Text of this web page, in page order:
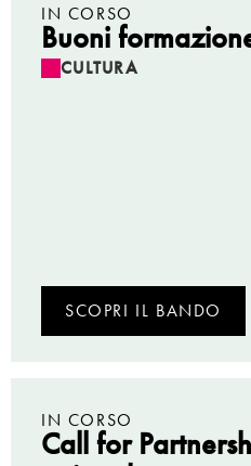
IN CORSO
Buoni
CULTURA
SCOPRI IL BANDO
IN CORSO
Call for